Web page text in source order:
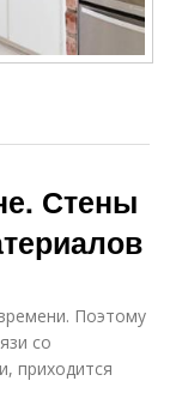
Стены
Поэтому
со
приходится